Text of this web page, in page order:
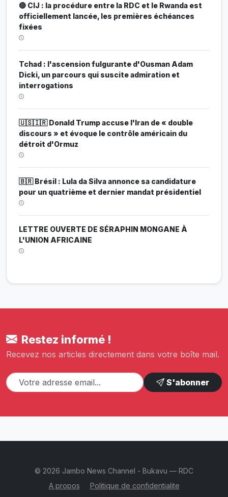
🔴 CIJ : la procédure entre la RDC et le Rwanda est
officiellement lancée, les premières échéances
fixées
Tchad : l'ascension fulgurante d'Ousman Adam
Dicki, un parcours qui suscite admiration et
interrogations
🇺🇸🇮🇷 Donald Trump accuse l'Iran de « double
discours » et évoque le contrôle américain du
détroit d'Ormuz
🇧🇷 Brésil : Lula da Silva annonce sa candidature
pour un quatrième et dernier mandat présidentiel
LETTRE OUVERTE DE SÉRAPHIN MONGANE À
L'UNION AFRICAINE
Restez informé !
Recevez nos articles directement dans votre boîte mail.
S'abonner
© 2026 Jambo News Channel - Bukavu — RDC
A propos
Politique de confidentialite